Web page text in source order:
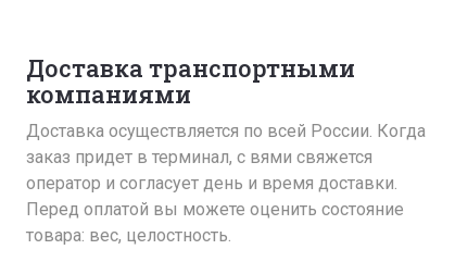
Доставка транспортными
компаниями
Доставка осуществляется по всей России. Когда
заказ придет в терминал, с вями свяжется
оператор и согласует день и время доставки.
Перед оплатой вы можете оценить состояние
товара: вес, целостность.